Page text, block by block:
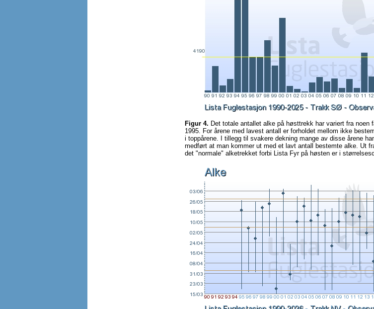
Figur 4. Det totale antallet alke på høsttrekk har variert fra noen
1995. For årene med lavest antall er forholdet mellom ikke
i toppårene. I tillegg til svakere dekning mange av disse årene
medført at man kommer ut med et lavt antall bestemte alke. Ut
det "normale" alketrekket forbi Lista Fyr på høsten er i